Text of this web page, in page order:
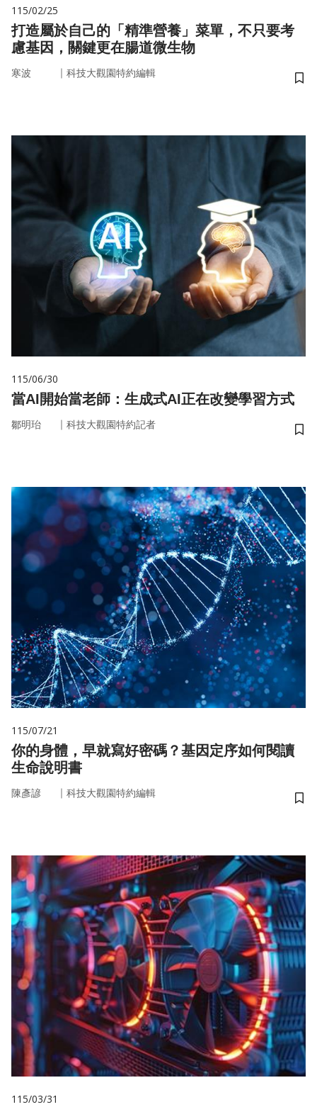
115/02/25
打造屬於自己的「精準營養」菜單，不只要考
慮基因，關鍵更在腸道微生物
寒波 ｜ 科技大觀園特約編輯
儲
115/06/30
當AI開始當老師：生成式AI正在改變學習方式
鄒明珆 ｜ 科技大觀園特約記者
儲
115/07/21
你的身體，早就寫好密碼？基因定序如何閱讀
生命說明書
陳彥諺 ｜ 科技大觀園特約編輯
儲
115/03/31